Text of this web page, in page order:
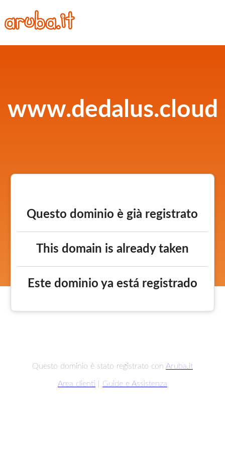
www.dedalus.cloud
Questo dominio è già registrato
This domain is already taken
Este dominio ya está registrado
Questo dominio è stato registrato con Aruba.it
Area clienti Guide e Assistenza